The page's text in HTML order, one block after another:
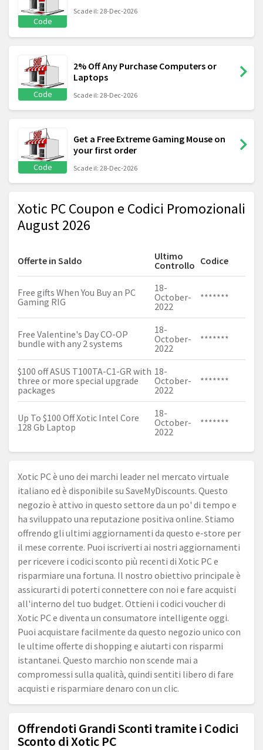
Code
Scade il: 28-Dec-2026
Code
2% Off Any Purchase Computers or
Laptops
Scade il: 28-Dec-2026
Code
Get a Free Extreme Gaming Mouse on
your first order
Scade il: 28-Dec-2026
Xotic PC Coupon e Codici Promozionali
August 2026
Offerte in Saldo
Ultimo
Controllo Codice
Free gifts When You Buy an PC
Gaming RIG
18-
October-
2022
*******
Free Valentine's Day CO-OP
bundle with any 2 systems
18-
October-
2022
*******
$100 off ASUS T100TA-C1-GR with
three or more special upgrade
packages
18-
October-
2022
*******
Up To $100 Off Xotic Intel Core
128 Gb Laptop
18-
October-
2022
*******
Xotic PC è uno dei marchi leader nel mercato virtuale
italiano ed è disponibile su SaveMyDiscounts. Questo
negozio è attivo in questo settore da un po' di tempo e
ha sviluppato una reputazione positiva online. Stiamo
offrendo gli ultimi aggiornamenti da questo e-store per
il mese corrente. Puoi iscriverti ai nostri aggiornamenti
per ricevere i codici sconto più recenti di Xotic PC e
risparmiare una fortuna. Il nostro obiettivo principale è
assicurarti di poterti connettere con noi e fare acquisti
all'interno del tuo budget. Ottieni i codici voucher di
Xotic PC e diventa un consumatore intelligente oggi.
Puoi acquistare facilmente da questo negozio unico con
le ultime offerte di shopping e aiutarti con risparmi
istantanei. Questo marchio non scende mai a
compromessi sulla qualità, quindi sentiti libero di fare
acquisti e risparmiare denaro con un clic.
Offrendoti Grandi Sconti tramite i Codici
Sconto di Xotic PC